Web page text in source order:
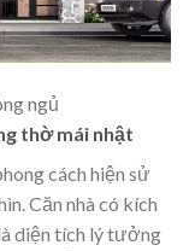
ngủ
thờ mái nhật
cách hiện sử
Căn nhà có kích
diện tích lý tưởng